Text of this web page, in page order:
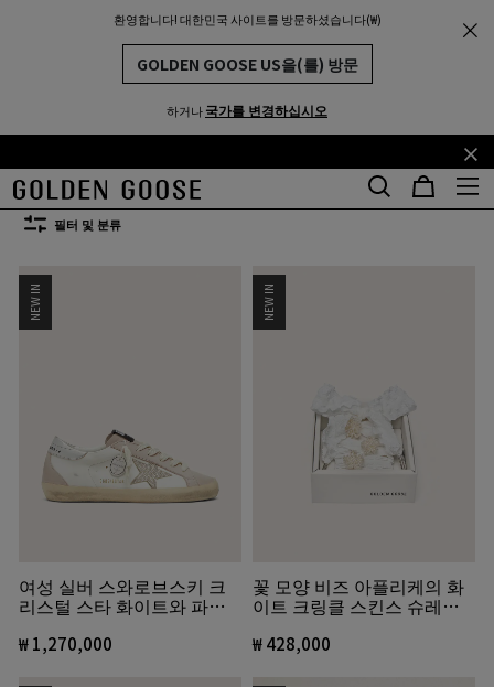
환영합니다! 대한민국 사이트를 방문하셨습니다(₩)
GOLDEN GOOSE US을(를) 방문
하거나국가를 변경하십시오
기
본
콘
츠
로
건
꼬
리
말
텐
츠
로
웨딩 스니커즈
웨딩 시즌 스니커즈
즈:
U 34 35 36 37 38 39 40
필터 및 분류
NEW IN
여성 실버 스와로브스키 크
리스털 스타 화이트와 파우
₩ 1,270,000
NEW IN
꽃 모양 비즈 아플리케의 화
이트 크링클 스킨스 슈레이
₩ 428,000